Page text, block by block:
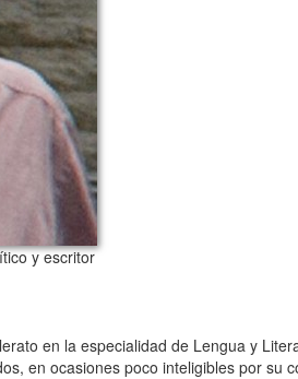
y escritor
en la especialidad de Lengua y
en ocasiones poco inteligibles por su